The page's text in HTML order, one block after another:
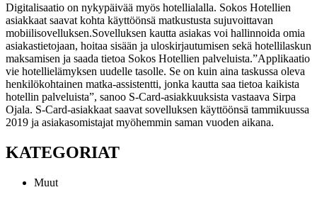
Digitalisaatio on nykypäivää myös hotellialalla. Sokos Hotellien
asiakkaat saavat kohta käyttöönsä matkustusta sujuvoittavan
mobiilisovelluksen.Sovelluksen kautta asiakas voi hallinnoida omia
asiakastietojaan, hoitaa sisään ja uloskirjautumisen sekä hotellilaskun
maksamisen ja saada tietoa Sokos Hotellien palveluista.”Applikaatio
vie hotellielämyksen uudelle tasolle. Se on kuin aina taskussa oleva
henkilökohtainen matka-assistentti, jonka kautta saa tietoa kaikista
hotellin palveluista”, sanoo S-Card-asiakkuuksista vastaava Sirpa
Ojala. S-Card-asiakkaat saavat sovelluksen käyttöönsä tammikuussa
2019 ja asiakasomistajat myöhemmin saman vuoden aikana.
KATEGORIAT
Muut